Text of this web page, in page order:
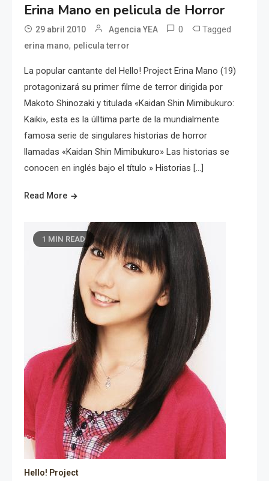
Erina Mano en pelicula de Horror
29 abril 2010 Agencia YEA 0 Tagged
erina mano, pelicula terror
La popular cantante del Hello! Project Erina Mano (19)
protagonizará su primer filme de terror dirigida por
Makoto Shinozaki y titulada «Kaidan Shin Mimibukuro:
Kaiki», esta es la úlltima parte de la mundialmente
famosa serie de singulares historias de horror
llamadas «Kaidan Shin Mimibukuro» Las historias se
conocen en inglés bajo el título » Historias […]
Read More
1 MIN READ
Hello! Project